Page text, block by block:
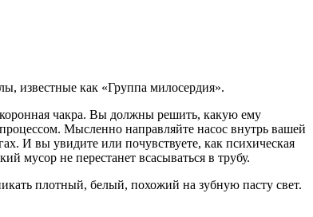
известные как «Группа милосердия».
чакра. Вы должны решить, какую ему
Мысленно направляйте насос внутрь вашей
И вы увидите или почувствуете, как психическая
мусор не перестанет всасываться в трубу.
плотный, белый, похожий на зубную пасту свет.